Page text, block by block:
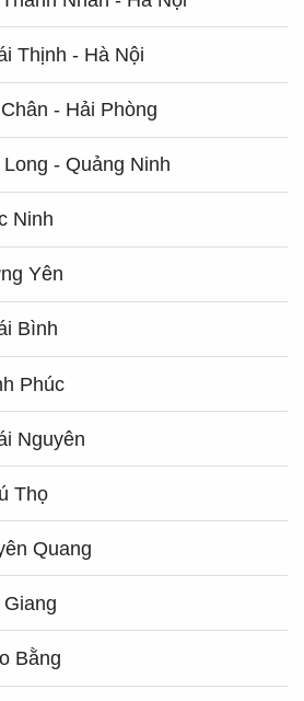
Thịnh - Hà Nội
- Hải Phòng
- Quảng Ninh
Ninh
Yên
Bình
Phúc
Nguyên
Thọ
Quang
Bằng